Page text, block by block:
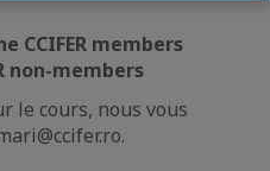
CCIFER members
members
le cours, nous vous